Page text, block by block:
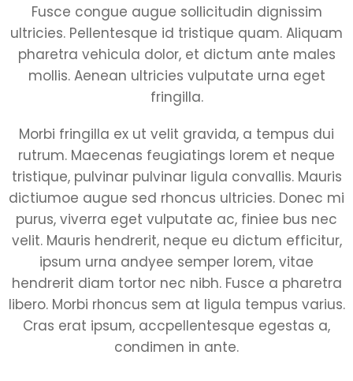
Fusce congue augue sollicitudin dignissim
ultricies. Pellentesque id tristique quam. Aliquam
pharetra vehicula dolor, et dictum ante males
mollis. Aenean ultricies vulputate urna eget
fringilla.
Morbi fringilla ex ut velit gravida, a tempus dui
rutrum. Maecenas feugiatings lorem et neque
tristique, pulvinar pulvinar ligula convallis. Mauris
dictiumoe augue sed rhoncus ultricies. Donec mi
purus, viverra eget vulputate ac, finiee bus nec
velit. Mauris hendrerit, neque eu dictum efficitur,
ipsum urna andyee semper lorem, vitae
hendrerit diam tortor nec nibh. Fusce a pharetra
libero. Morbi rhoncus sem at ligula tempus varius.
Cras erat ipsum, accpellentesque egestas a,
condimen in ante.